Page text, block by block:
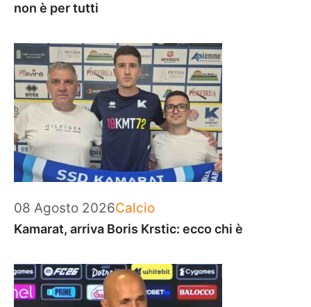
non è per tutti
08 Agosto 2026Categorie
Calcio
Kamarat, arriva Boris Krstic: ecco chi è